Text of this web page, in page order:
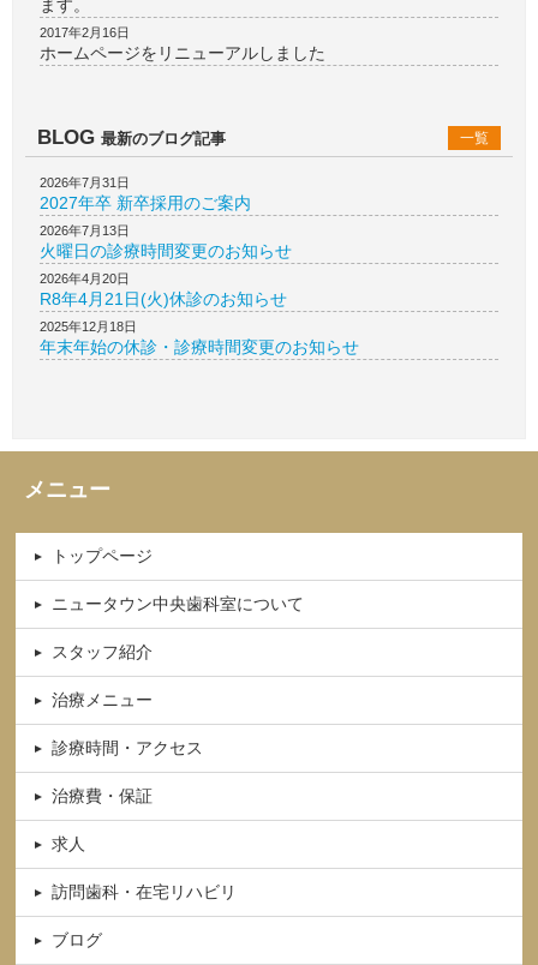
ます。
2017年2月16日
ホームページをリニューアルしました
BLOG 最新のブログ記事 一覧
2026年7月31日
2027年卒 新卒採用のご案内
2026年7月13日
火曜日の診療時間変更のお知らせ
2026年4月20日
R8年4月21日(火)休診のお知らせ
2025年12月18日
年末年始の休診・診療時間変更のお知らせ
メニュー
トップページ
ニュータウン中央歯科室について
スタッフ紹介
治療メニュー
診療時間・アクセス
治療費・保証
求人
訪問歯科・在宅リハビリ
ブログ